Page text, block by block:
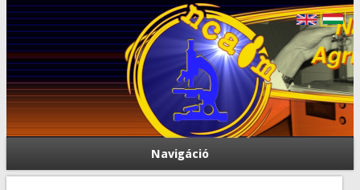
Navigáció